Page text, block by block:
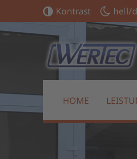
Kontrast hell/
HOME